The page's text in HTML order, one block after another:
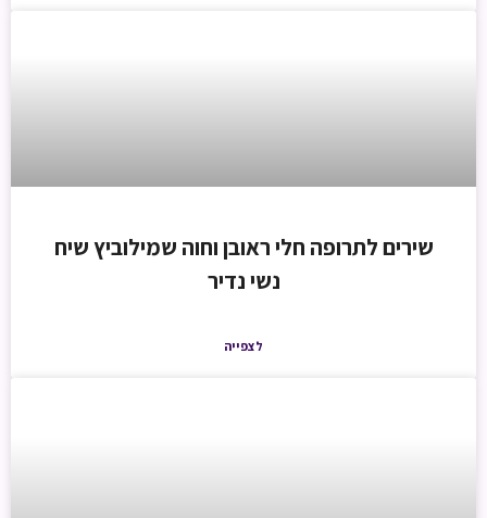
שירים לתרופה חלי ראובן וחוה שמילוביץ שיח
נשי נדיר
לצפייה